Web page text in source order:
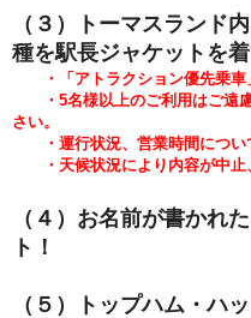
（３）トーマスランド
種を駅長ジャケットを
・「アトラクション優先乗車
・5名様以上のご利用はご遠
さい。
・運行状況、営業時間につい
・天候状況により内容が中止
（４）お名前が書かれた
ト！
（５）トップハム・ハ